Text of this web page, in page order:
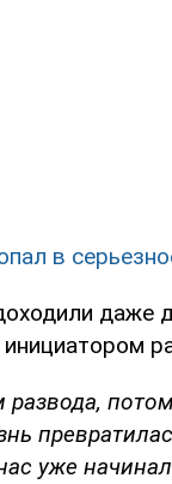
в
даже
развода,
уже